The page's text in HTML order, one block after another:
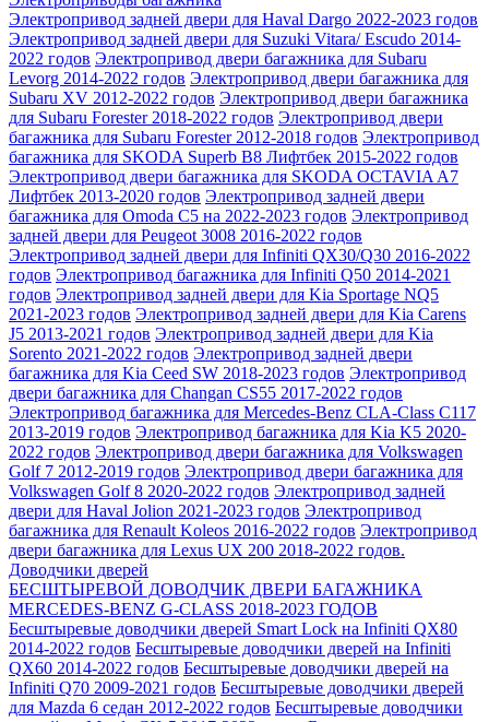
Электропривод задней двери для Haval Dargo 2022-2023 годов
Электропривод задней двери для Suzuki Vitara/ Escudo 2014-
2022 годов Электропривод двери багажника для Subaru
Levorg 2014-2022 годов Электропривод двери багажника для
Subaru XV 2012-2022 годов Электропривод двери багажника
для Subaru Forester 2018-2022 годов Электропривод двери
багажника для Subaru Forester 2012-2018 годов Электропривод
багажника для SKODA Superb B8 Лифтбек 2015-2022 годов
Электропривод двери багажника для SKODA OCTAVIA A7
Лифтбек 2013-2020 годов Электропривод задней двери
багажника для Omoda C5 на 2022-2023 годов Электропривод
задней двери для Peugeot 3008 2016-2022 годов
Электропривод задней двери для Infiniti QX30/Q30 2016-2022
годов Электропривод багажника для Infiniti Q50 2014-2021
годов Электропривод задней двери для Kia Sportage NQ5
2021-2023 годов Электропривод задней двери для Kia Carens
J5 2013-2021 годов Электропривод задней двери для Kia
Sorento 2021-2022 годов Электропривод задней двери
багажника для Kia Ceed SW 2018-2023 годов Электропривод
двери багажника для Changan CS55 2017-2022 годов
Электропривод багажника для Mercedes-Benz CLA-Class С117
2013-2019 годов Электропривод багажника для Kia K5 2020-
2022 годов Электропривод двери багажника для Volkswagen
Golf 7 2012-2019 годов Электропривод двери багажника для
Volkswagen Golf 8 2020-2022 годов Электропривод задней
двери для Haval Jolion 2021-2023 годов Электропривод
багажника для Renault Koleos 2016-2022 годов Электропривод
двери багажника для Lexus UX 200 2018-2022 годов.
Доводчики дверей
БЕСШТЫРЕВОЙ ДОВОДЧИК ДВЕРИ БАГАЖНИКА
MERCEDES-BENZ G-CLASS 2018-2023 ГОДОВ
Беcштыревые доводчики дверей Smart Lock на Infiniti QX80
2014-2022 годов Беcштыревые доводчики дверей на Infiniti
QX60 2014-2022 годов Бесштыревые доводчики дверей на
Infiniti Q70 2009-2021 годов Бесштыревые доводчики дверей
для Mazda 6 седан 2012-2022 годов Беcштыревые доводчики